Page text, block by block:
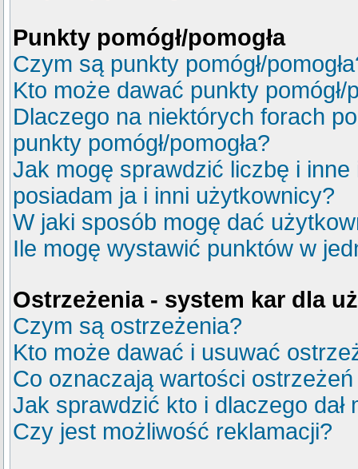
Punkty pomógł/pomogła
Czym są punkty pomógł/
Kto może dawać punkty pomógł/
Dlaczego na niektórych forach
punkty pomógł/pomogła?
Jak mogę sprawdzić liczbę i
posiadam ja i inni użytkownicy?
W jaki sposób mogę dać
Ile mogę wystawić punktów w
Ostrzeżenia - system kar dla
Czym są ostrzeżenia?
Kto może dawać i usuwać
Co oznaczają wartości
Jak sprawdzić kto i dlaczego dał
Czy jest możliwość reklamacji?